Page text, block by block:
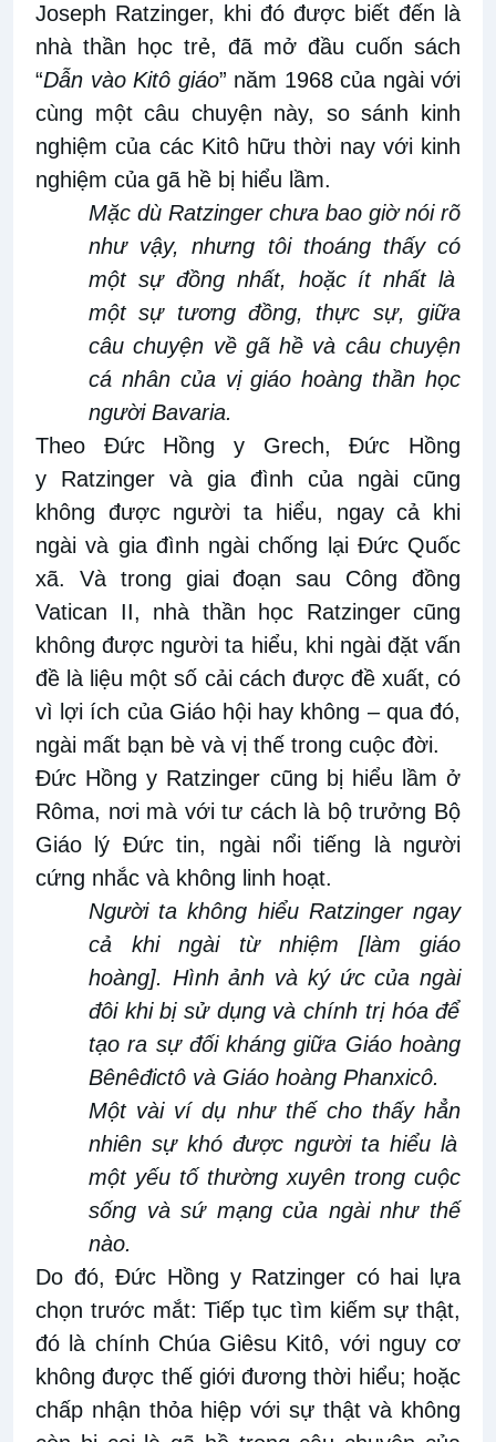
Joseph Ratzinger, khi đó được biết đến là
nhà thần học trẻ, đã mở đầu cuốn sách
“Dẫn vào Kitô giáo” năm 1968 của ngài với
cùng một câu chuyện này, so sánh kinh
nghiệm của các Kitô hữu thời nay với kinh
nghiệm của gã hề bị hiểu lầm.
Mặc dù Ratzinger chưa bao giờ nói rõ
như vậy, nhưng tôi thoáng thấy có
một sự đồng nhất, hoặc ít nhất là
một sự tương đồng, thực sự, giữa
câu chuyện về gãhề và câu chuyện
cá nhân của vị giáo hoàng thần học
người Bavaria.
Theo Đức Hồng y Grech,Đức Hồng
y
Ratzinger và gia đình của ngài cũng
không được người ta hiểu, ngay cả khi
ngài và gia đình ngài chống lại Đức Quốc
xã. Và trong giai đoạn sau Công đồng
Vatican II, nhà thần học Ratzinger cũng
không được người ta hiểu, khi ngài đặt vấn
đề là liệu một số cải cách được đề xuất, có
vì lợi ích của Giáo hội hay không – qua đó,
ngài mất bạn bè và vị thế trong cuộc đời.
Đức Hồng y Ratzinger cũng bị hiểu lầm ở
Rôma, nơi mà với tư cách là bộ trưởng Bộ
Giáo lý Đức tin, ngài nổi tiếng là người
cứng nhắc và không linh hoạt.
Người ta không hiểu Ratzinger ngay
cả khi ngài từ nhiệm [làm giáo
hoàng]. Hình ảnh và ký ức của ngài
đôi khi bị sử dụng và chính trị hóa để
tạo ra sự đối kháng giữa Giáo hoàng
Bênêđictô và Giáo hoàng Phanxicô.
Một vài ví dụ nhưthếcho thấy hẳn
nhiênsự khó được người ta hiểu là
một yếu tố thường xuyên trong cuộc
sống và sứ mạng của ngài như thế
nào.
Do đó,Đức Hồng y Ratzinger có hai lựa
chọn trước mắt:Tiếp tục tìm kiếm sự thật,
đó là chính Chúa Giêsu Kitô, với nguy cơ
không được thế giới đương thời hiểu; hoặc
chấp nhận thỏa hiệp với sự thật và không